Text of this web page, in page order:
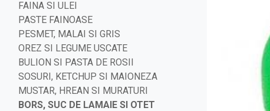
FAINA SI ULEI
PASTE FAINOASE
PESMET, MALAI SI GRIS
OREZ SI LEGUME USCATE
BULION SI PASTA DE ROSII
SOSURI, KETCHUP SI MAIONEZA
MUSTAR, HREAN SI MURATURI
BORS, SUC DE LAMAIE SI OTET